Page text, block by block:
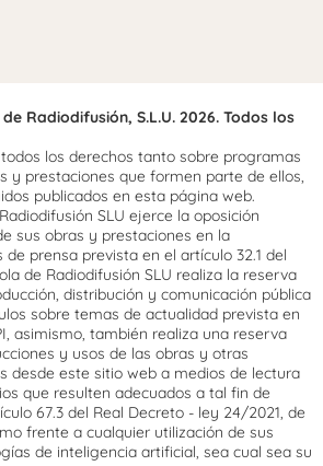
Radiodifusión, S.L.U. 2026. Todos los
los derechos tanto sobre programas
y prestaciones que formen parte de ellos,
publicados en esta página web.
SLU ejerce la oposición
sus obras y prestaciones en la
prensa prevista en el artículo 32.1 del
de Radiodifusión SLU realiza la reserva
distribución y comunicación pública
sobre temas de actualidad prevista en
asimismo, también realiza una reserva
y usos de las obras y otras
desde este sitio web a medios de lectura
que resulten adecuados a tal fin de
67.3 del Real Decreto - ley 24/2021, de
frente a cualquier utilización de sus
de inteligencia artificial, sea cual sea su